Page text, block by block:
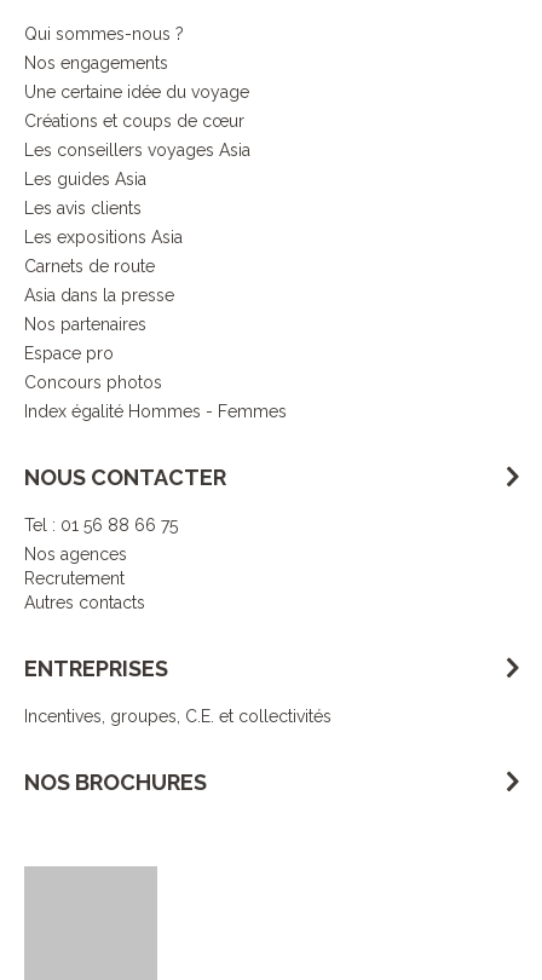
Qui sommes-nous ?
Nos engagements
Une certaine idée du voyage
Créations et coups de cœur
Les conseillers voyages Asia
Les guides Asia
Les avis clients
Les expositions Asia
Carnets de route
Asia dans la presse
Nos partenaires
Espace pro
Concours photos
Index égalité Hommes - Femmes
NOUS CONTACTER
Tel : 01 56 88 66 75
Nos agences
Recrutement
Autres contacts
ENTREPRISES
Incentives, groupes, C.E. et collectivités
NOS BROCHURES